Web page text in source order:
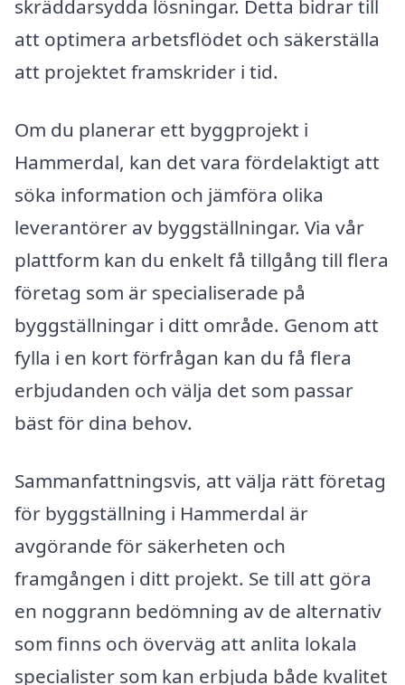
skräddarsydda lösningar. Detta bidrar till
att optimera arbetsflödet och säkerställa
att projektet framskrider i tid.
Om du planerar ett byggprojekt i
Hammerdal, kan det vara fördelaktigt att
söka information och jämföra olika
leverantörer av byggställningar. Via vår
plattform kan du enkelt få tillgång till flera
företag som är specialiserade på
byggställningar i ditt område. Genom att
fylla i en kort förfrågan kan du få flera
erbjudanden och välja det som passar
bäst för dina behov.
Sammanfattningsvis, att välja rätt företag
för byggställning i Hammerdal är
avgörande för säkerheten och
framgången i ditt projekt. Se till att göra
en noggrann bedömning av de alternativ
som finns och överväg att anlita lokala
specialister som kan erbjuda både kvalitet